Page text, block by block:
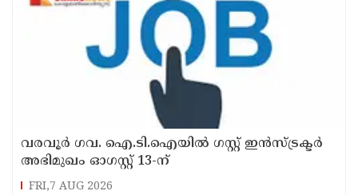
വരവൂർ ഗവ. ഐ.ടി.ഐയിൽ ഗസ്റ്റ് ഇൻസ്ട്രക്ടർ
അഭിമുഖം ഓഗസ്റ്റ് 13-ന്
FRI,7 AUG 2026